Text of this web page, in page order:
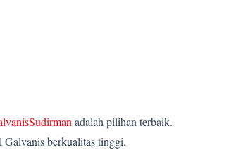
adalah pilihan terbaik.
berkualitas tinggi.